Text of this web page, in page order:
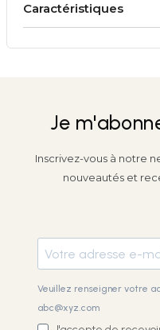
Caractéristiques
Je
Inscrivez-vous à notre
nouveautés et
Veuillez renseigner votre
abc@xyz.com